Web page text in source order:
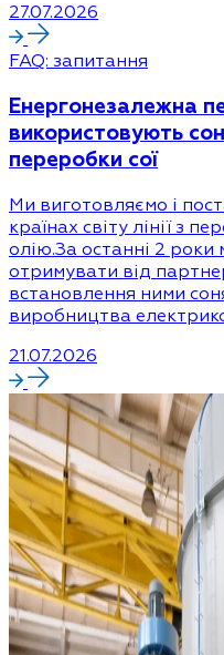
27.07.2026
FAQ: запитання
Енергонезалежна
використовують
переробки сої
Ми виготовляємо і
країнах світу лінії з
олію.За останні 2
отримувати від
встановлення ними
виробництва
21.07.2026